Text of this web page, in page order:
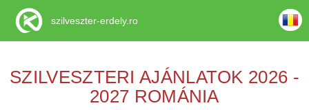
SZILVESZTERI AJÁNLATOK 2026 -
2027 ROMÁNIA
szilveszter-erdely.ro